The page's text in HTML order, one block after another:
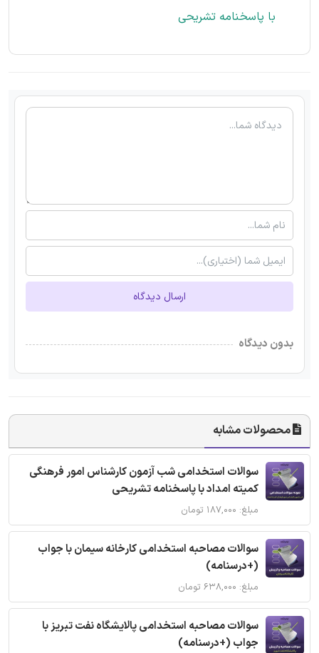
با پاسخنامه تشریحی
ارسال دیدگاه
بدون دیدگاه
محصولات مشابه
سوالات استخدامی شب آزمون کارشناس امور فرهنگی
کمیته امداد با پاسخنامه تشریحی
مبلغ: ۱۸۷,۰۰۰ تومان
سوالات مصاحبه استخدامی کارخانه سیمان با جواب
(+درسنامه)
مبلغ: ۶۳۸,۰۰۰ تومان
سوالات مصاحبه استخدامی پالایشگاه نفت تبریز با
جواب (+درسنامه)